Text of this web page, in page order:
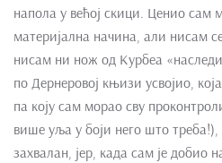
напола у већој скици. Ценио сам
материјална начина, али нисам
нисам ни нож од Курбеа
по Дернеровој књизи усвојио,
па коју сам морао сву
више уља у боји него што
захвалан, јер, када сам је добио